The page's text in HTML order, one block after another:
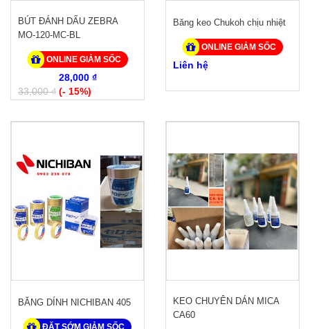
BÚT ĐÁNH DẤU ZEBRA
MO-120-MC-BL
ONLINE GIẢM SỐC
28,000 ₫
33,000 ₫ (- 15%)
Băng keo Chukoh chịu nhiệt
ONLINE GIẢM SỐC
Liên hệ
BĂNG DÍNH NICHIBAN 405
ĐẶT SỚM GIẢM SỐC
KEO CHUYÊN DÁN MICA
CA60